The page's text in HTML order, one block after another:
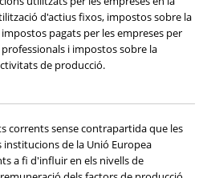
d'actius fixos, impostos sobre la
pagats per les empreses per
i impostos sobre la
de producció.
corrents sense contrapartida que les
de la Unió Europea
a fi d'influir en els nivells de